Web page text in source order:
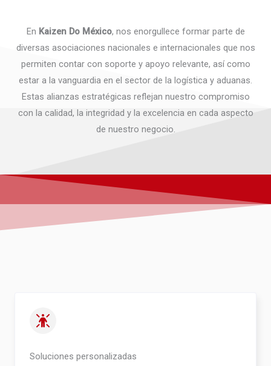
En Kaizen Do México, nos enorgullece formar parte de
diversas asociaciones nacionales e internacionales que nos
permiten contar con soporte y apoyo relevante, así como
estar a la vanguardia en el sector de la logística y aduanas.
Estas alianzas estratégicas reflejan nuestro compromiso
con la calidad, la integridad y la excelencia en cada aspecto
de nuestro negocio.
Soluciones personalizadas